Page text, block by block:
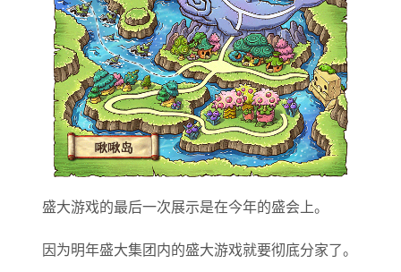
盛大游戏的最后一次展示是在今年的盛会上。
因为明年盛大集团内的盛大游戏就要彻底分家了。